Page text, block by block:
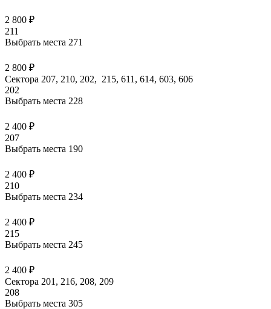
2 800 ₽
211
Выбрать места 271
2 800 ₽
Сектора 207, 210, 202, 215, 611, 614, 603, 606
202
Выбрать места 228
2 400 ₽
207
Выбрать места 190
2 400 ₽
210
Выбрать места 234
2 400 ₽
215
Выбрать места 245
2 400 ₽
Сектора 201, 216, 208, 209
208
Выбрать места 305